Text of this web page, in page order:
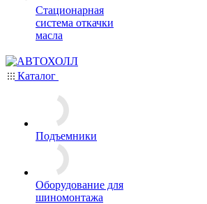
Стационарная
система откачки
масла
Каталог
Подъемники
Оборудование для
шиномонтажа